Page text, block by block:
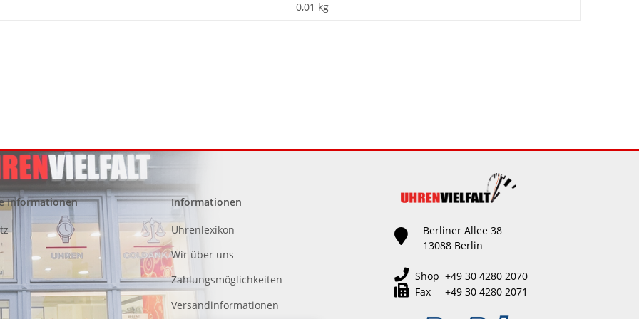
0,01 kg
Informationen Informationen
Uhrenlexikon
Wir über uns
Zahlungsmöglichkeiten
Versandinformationen
Berliner Allee 38
13088 Berlin
Shop +49 30 4280 2070
Fax +49 30 4280 2071